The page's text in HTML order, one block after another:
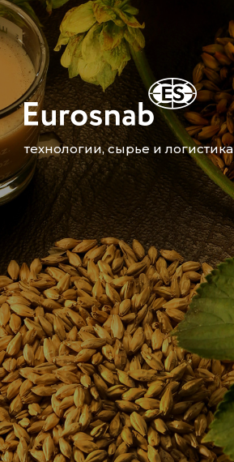
технологии, сырье и логистика